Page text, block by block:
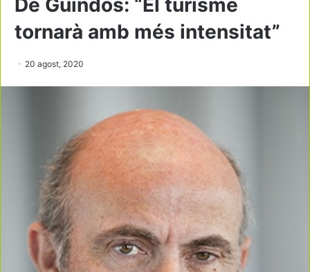
De Guindos: “El turisme
tornarà amb més intensitat”
20 agost, 2020